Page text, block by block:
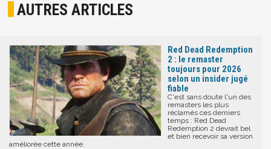
AUTRES ARTICLES
Red Dead Redemption
2 : le remaster
toujours pour 2026
selon un insider jugé
fiable
C'est sans doute l'un des
remasters les plus
réclamés ces derniers
temps : Red Dead
Redemption 2 devrait bel
et bien recevoir sa version
améliorée cette année.